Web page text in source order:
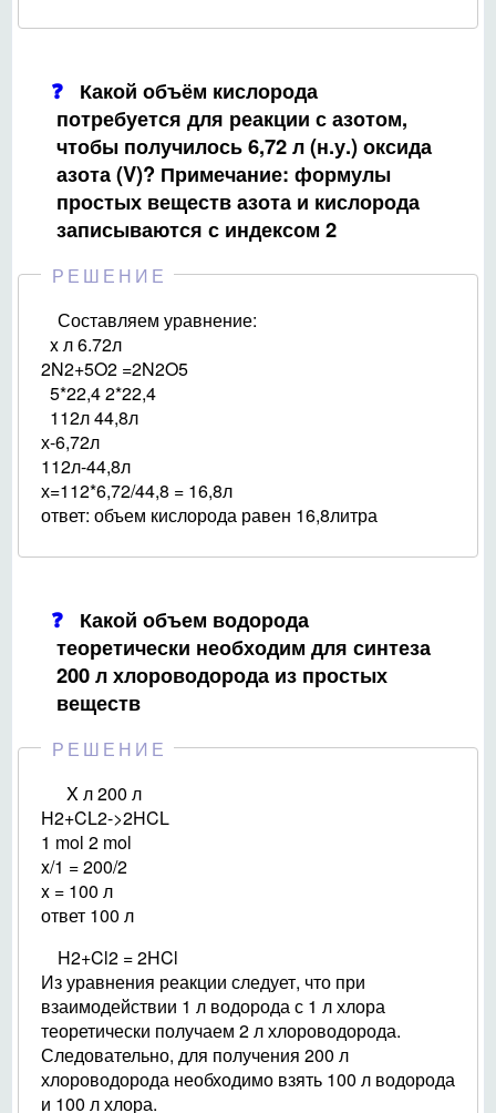
Какой объём кислорода
потребуется для реакции с азотом,
чтобы получилось 6,72 л (н.у.) оксида
азота (V)? Примечание: формулы
простых веществ азота и кислорода
записываются с индексом 2
РЕШЕНИЕ
Составляем уравнение:
x л 6.72л
2N2+5O2 =2N2O5
5*22,4 2*22,4
112л 44,8л
х-6,72л
112л-44,8л
х=112*6,72/44,8 = 16,8л
ответ: объем кислорода равен 16,8литра
Какой объем водорода
теоретически необходим для синтеза
200 л хлороводорода из простых
веществ
РЕШЕНИЕ
X л 200 л
H2+CL2->2HCL
1 mol 2 mol
x/1 = 200/2
x = 100 л
ответ 100 л
H2+Cl2 = 2HCl
Из уравнения реакции следует, что при
взаимодействии 1 л водорода с 1 л хлора
теоретически получаем 2 л хлороводорода.
Следовательно, для получения 200 л
хлороводорода необходимо взять 100 л водорода
и 100 л хлора.